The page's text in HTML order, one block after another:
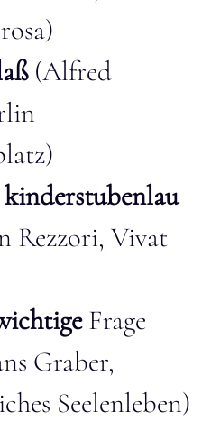
(Alfred
kinderstubenlau
Rezzori, Vivat
Frage
Graber,
Seelenleben)